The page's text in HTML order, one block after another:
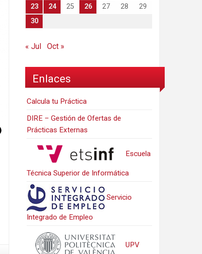
23
24 25 26 27 28
29
30
« Jul Oct »
Enlaces
Calcula tu Práctica
DIRE – Gestión de Ofertas de
Prácticas Externas
Escuela
Técnica Superior de Informática
Servicio
Integrado de Empleo
UPV